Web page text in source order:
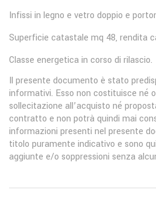
Infissi in legno e vetro doppio e
Superficie catastale mq 48, rendita
Classe energetica in corso di rilascio.
Il presente documento è stato
informativi. Esso non costituisce né
sollecitazione all’acquisto né
contratto e non potrà quindi mai
informazioni presenti nel presente
titolo puramente indicativo e sono
aggiunte e/o soppressioni senza